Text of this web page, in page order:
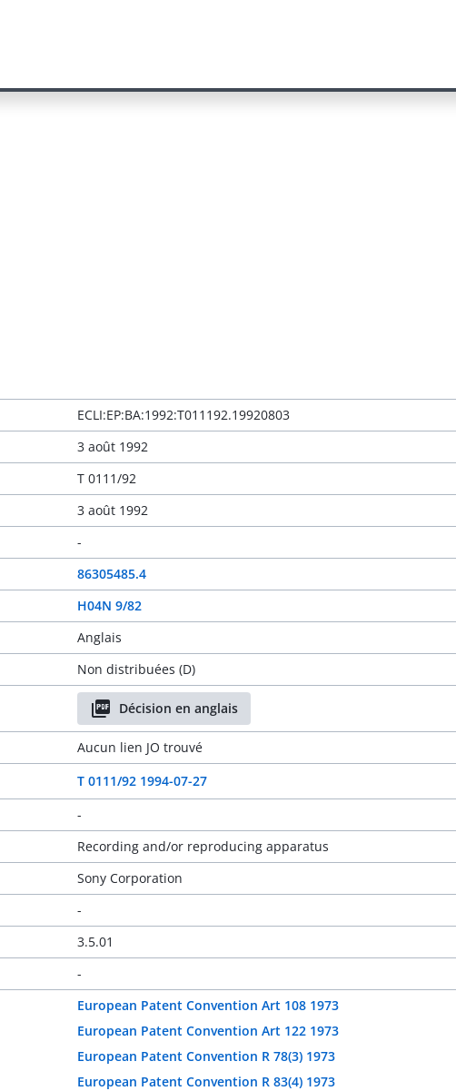
ECLI:EP:BA:1992:T011192.19920803
3 août 1992
T 0111/92
3 août 1992
-
86305485.4
H04N 9/82
Anglais
Non distribuées (D)
Décision en anglais
Aucun lien JO trouvé
T 0111/92 1994-07-27
-
Recording and/or reproducing apparatus
Sony Corporation
-
3.5.01
-
European Patent Convention Art 108 1973
European Patent Convention Art 122 1973
European Patent Convention R 78(3) 1973
European Patent Convention R 83(4) 1973